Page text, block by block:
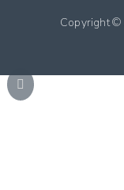
Copyright ©